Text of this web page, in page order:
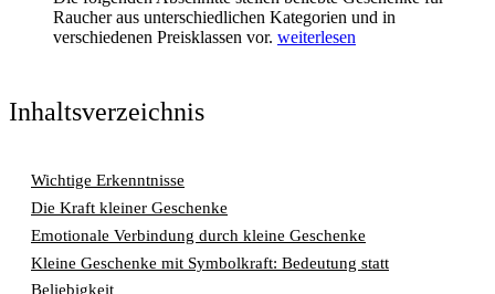
Raucher aus unterschiedlichen Kategorien und in
verschiedenen Preisklassen vor. weiterlesen
Inhaltsverzeichnis
Wichtige Erkenntnisse
Die Kraft kleiner Geschenke
Emotionale Verbindung durch kleine Geschenke
Kleine Geschenke mit Symbolkraft: Bedeutung statt
Beliebigkeit